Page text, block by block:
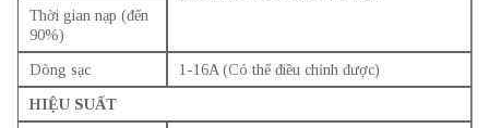
Thời gian nạp (đến
90%)
Dòng sạc
1-16A (Có thể điều chỉnh được)
HIỆU SUẤT